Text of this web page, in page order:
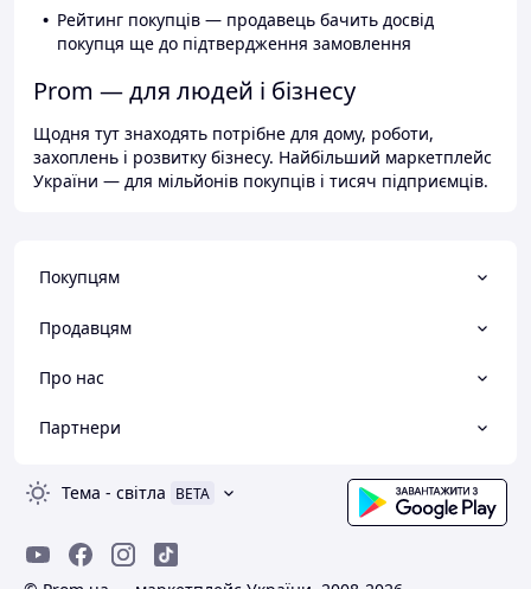
Рейтинг покупців — продавець бачить досвід
покупця ще до підтвердження замовлення
Prom — для людей і бізнесу
Щодня тут знаходять потрібне для дому, роботи,
захоплень і розвитку бізнесу. Найбільший маркетплейс
України — для мільйонів покупців і тисяч підприємців.
Покупцям
Продавцям
Про нас
Партнери
Тема - світла BETA